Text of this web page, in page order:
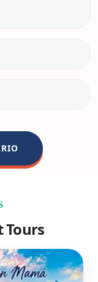
Tours